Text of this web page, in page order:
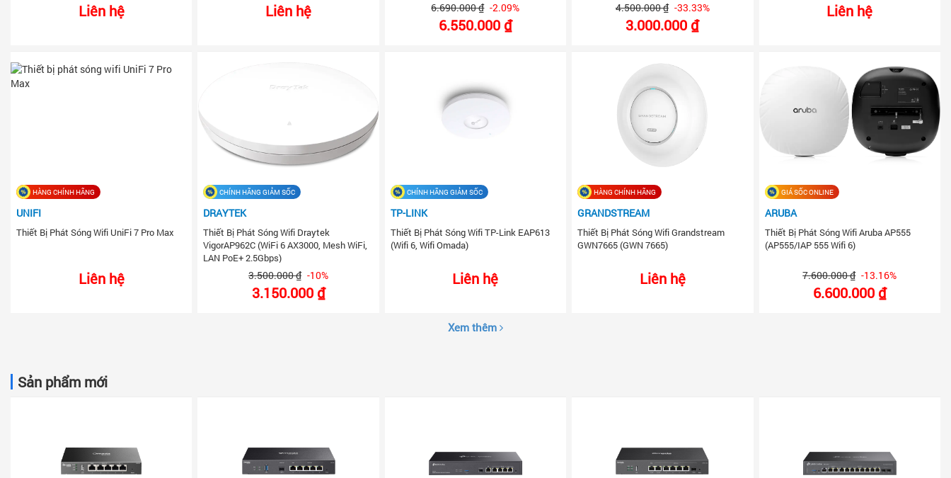
Liên hệ Liên hệ 6.690.000 ₫ -2.09%
6.550.000 ₫
4.500.000 ₫ -33.33%
3.000.000 ₫
Liên hệ
HÀNG CHÍNH HÃNG
UNIFI
Thiết Bị Phát Sóng Wifi UniFi 7 Pro Max
Liên hệ
CHÍNH HÃNG GIẢM SỐC
DRAYTEK
Thiết Bị Phát Sóng Wifi Draytek
VigorAP962C (WiFi 6 AX3000, Mesh WiFi,
LAN PoE+ 2.5Gbps)
3.500.000 ₫ -10%
3.150.000 ₫
CHÍNH HÃNG GIẢM SỐC
TP-LINK
Thiết Bị Phát Sóng Wifi TP-Link EAP613
(Wifi 6, Wifi Omada)
Liên hệ
HÀNG CHÍNH HÃNG
GRANDSTREAM
Thiết Bị Phát Sóng Wifi Grandstream
GWN7665 (GWN 7665)
Liên hệ
GIÁ SỐC ONLINE
ARUBA
Thiết Bị Phát Sóng Wifi Aruba AP555
(AP555/IAP 555 Wifi 6)
7.600.000 ₫ -13.16%
6.600.000 ₫
Xem thêm
Sản phẩm mới